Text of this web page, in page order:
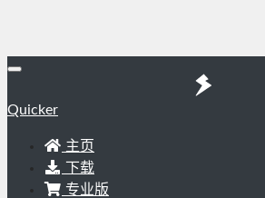
Quicker
主页
下载
专业版